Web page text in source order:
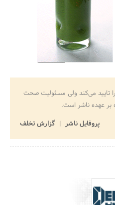
تایید می‌کند ولی مسئولیت صحت
عهده ناشر است.
پروفایل ناشر
گزارش تخلف